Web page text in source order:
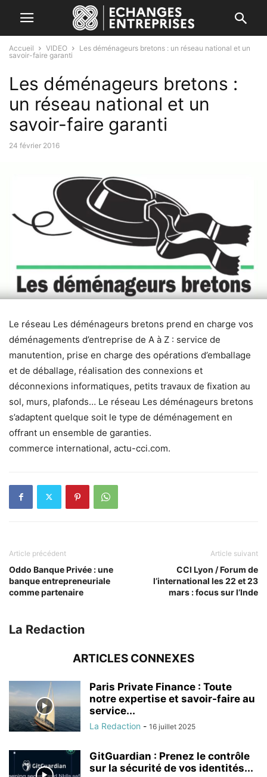
Accueil VIDEO
Les déménageurs bretons : un réseau national et un
savoir-faire garanti
Les déménageurs bretons :
un réseau national et un
savoir-faire garanti
24 février 2016
Le réseau Les déménageurs bretons prend en charge vos
déménagements d’entreprise de A à Z : service de
manutention, prise en charge des opérations d’emballage
et de déballage, réalisation des connexions et
déconnexions informatiques, petits travaux de fixation au
sol, murs, plafonds… Le réseau Les déménageurs bretons
s’adaptent quelque soit le type de déménagement en
offrant un ensemble de garanties.
commerce international, actu-cci.com.
Article précédent
Oddo Banque Privée : une
banque entrepreneuriale
comme partenaire
Article suivant
CCI Lyon / Forum de
l’international les 22 et 23
mars : focus sur l’Inde
La Redaction
ARTICLES CONNEXES
Paris Private Finance : Toute
notre expertise et savoir-faire au
service...
La Redaction - 16 juillet 2025
GitGuardian : Prenez le contrôle
sur la sécurité de vos identités...